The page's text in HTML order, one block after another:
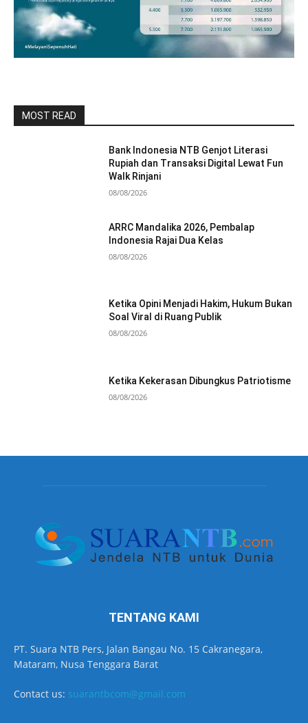
MOST READ
Bank Indonesia NTB Genjot Literasi
Rupiah dan Transaksi Digital Lewat Fun
Walk Rinjani
08/08/2026
ARRC Mandalika 2026, Pembalap
Indonesia Rajai Dua Kelas
08/08/2026
Ketika Opini Menjadi Hakim, Hukum Bukan
Soal Viral di Ruang Publik
08/08/2026
Ketika Kekerasan Dibungkus Patriotisme
08/08/2026
TENTANG KAMI
PT. Suara NTB Pers, Jalan Bangau No. 15 Cakranegara,
Mataram, Nusa Tenggara Barat
Contact us: suarantbcom@gmail.com